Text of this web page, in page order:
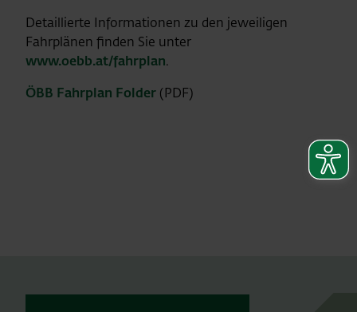
Detaillierte Informationen zu den jeweiligen
Fahrplänen finden Sie unter
www.oebb.at/fahrplan.
ÖBB Fahrplan Folder (PDF)